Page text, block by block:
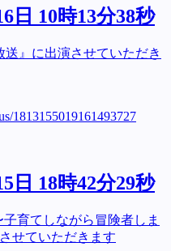
日 10時13分38秒
送』に出演させていただき
1813155019161493727
日 18時42分29秒
育てしながら冒険者しま
せていただきます